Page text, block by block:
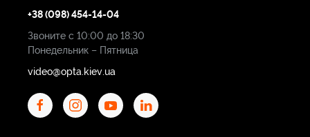
+38 (098) 454-14-04
Звоните с 10:00 до 18:30
Понедельник – Пятница
video@opta.kiev.ua